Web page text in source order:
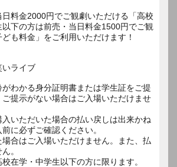
料金2000円でご観劇いただける「高校
下の方は前売・当日料金1500円でご観
も料金」をご利用いただけます！
いライブ
わかる身分証明書または学生証をご提
提示がない場合はご入場いただけませ
いただいた場合の払い戻しは出来かね
に必ずご確認ください。
合はご入場いただけません。また、払
。
在学・中学生以下の方に限ります。